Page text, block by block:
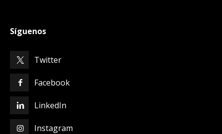
Síguenos
Twitter
Facebook
LinkedIn
Instagram